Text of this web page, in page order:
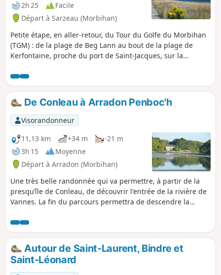
2h 25
Facile
Départ à Sarzeau (Morbihan)
Petite étape, en aller-retour, du Tour du Golfe du Morbihan
(TGM) : de la plage de Beg Lann au bout de la plage de
Kerfontaine, proche du port de Saint-Jacques, sur la
Piriac-sur-Mer, et sur le fort carré de l'Île Dumet. Belle
randonnée en bordure de nombreuses plages, donc avec
baignades possibles ! Attention aux hautes mers de
grandes marées, surtout par temps agité, notamment pour
passer d'une plage à l'autre.
De Conleau à Arradon Penboc'h
Visorandonneur
11,13 km
+34 m
-21 m
3h 15
Moyenne
Départ à Arradon (Morbihan)
Une très belle randonnée qui va permettre, à partir de la
presqu’île de Conleau, de découvrir l'entrée de la rivière de
Vannes. La fin du parcours permettra de descendre la
Autour de Saint-Laurent, Bindre et
Saint-Léonard